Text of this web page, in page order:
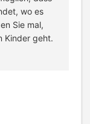
wo es
Sie mal,
Kinder geht.